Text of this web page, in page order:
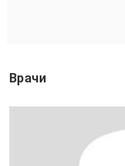
Врачи